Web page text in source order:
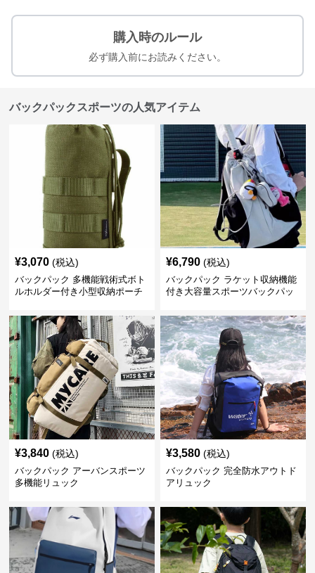
購入時のルール
必ず購入前にお読みください。
バックパックスポーツの人気アイテム
¥3,070 (税込)
バックパック 多機能戦術式ボト
ルホルダー付き小型収納ポーチ
¥6,790 (税込)
バックパック ラケット収納機能
付き大容量スポーツバックパッ
¥3,840 (税込)
バックパック アーバンスポーツ
多機能リュック
¥3,580 (税込)
バックパック 完全防水アウトド
アリュック